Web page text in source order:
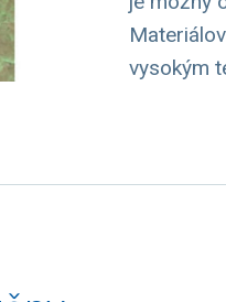
vysokým